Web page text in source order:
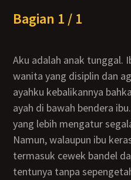
Bagian 1 / 1
Aku adalah anak tunggal. Ibuku adalah seorang
wanita yang disiplin dan
ayahku kebalikannya
ayah di bawah bendera
yang lebih mengatur
Namun, walaupun ibu
termasuk cewek bandel
tentunya tanpa